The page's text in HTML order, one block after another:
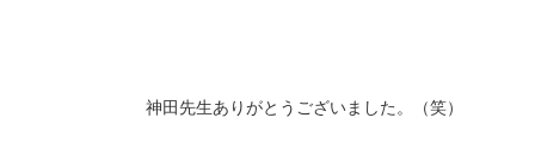
神田先生ありがとうございました。（笑）